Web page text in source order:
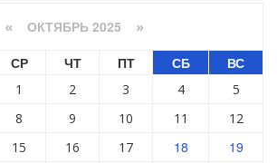
« ОКТЯБРЬ 2025 »
СР ЧТ ПТ СБ ВС
1 2 3 4
5
8 9 10 11
12
15 16 17 18 19